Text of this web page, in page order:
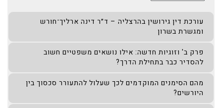
עורכת דין גירושין בהרצליה – ד״ר דינה ארליך־חורש
ומגשרת בשרון
פרק ב' וזוגיות חדשה: אילו נושאים משפטיים חשוב
להסדיר כבר בתחילת הדרך?
מהם הסימנים המוקדמים לכך שעלול להתעורר סכסוך בין
היורשים?